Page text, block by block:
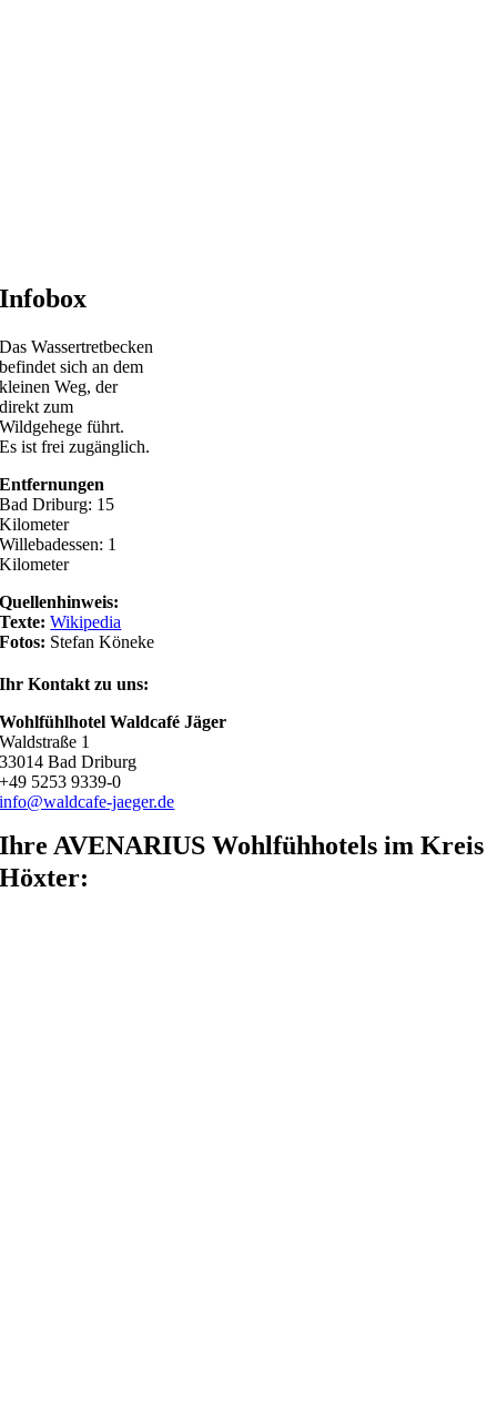
Infobox
Das Wassertretbecken
befindet sich an dem
kleinen Weg, der
direkt zum
Wildgehege führt.
Es ist frei zugänglich.
Entfernungen
Bad Driburg: 15
Kilometer
Willebadessen: 1
Kilometer
Quellenhinweis:
Texte:Wikipedia
Fotos: Stefan Köneke
Ihr Kontakt zu uns:
Wohlfühlhotel Waldcafé Jäger
Waldstraße 1
33014 Bad Driburg
+49 5253 9339-0
info@waldcafe-jaeger.de
Ihre AVENARIUS Wohlfühhotels im Kreis
Höxter: